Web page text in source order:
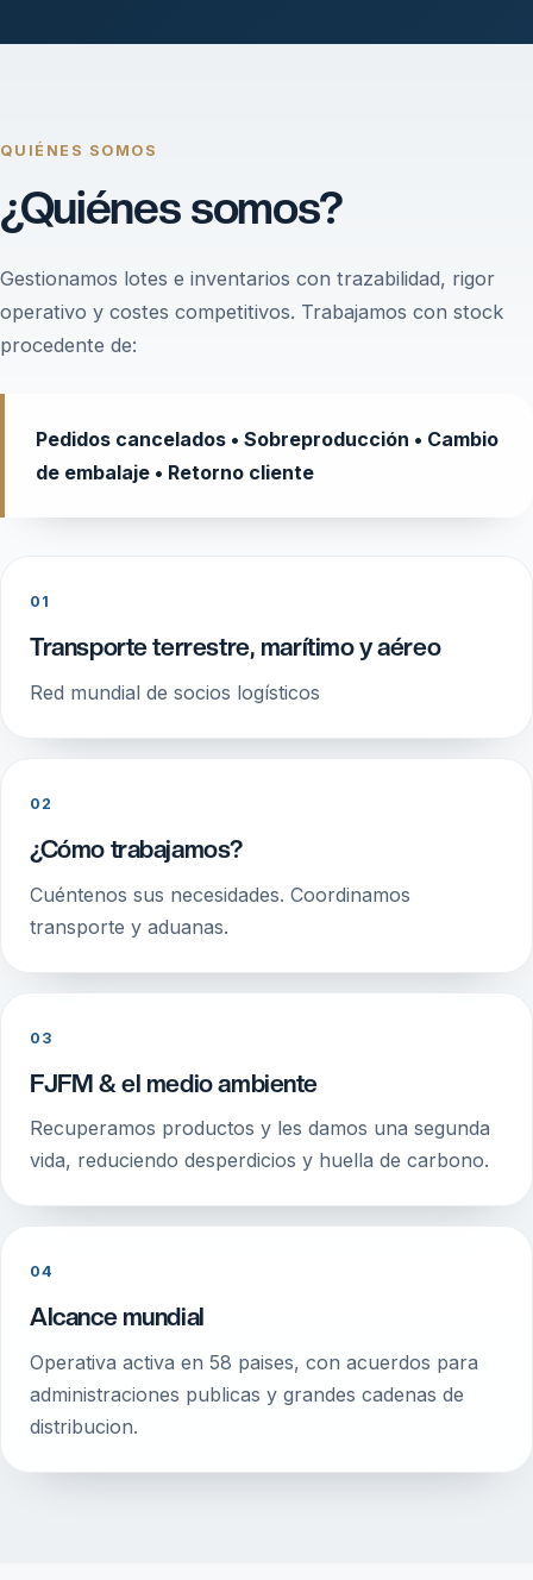
QUIÉNES SOMOS
¿Quiénes somos?
Gestionamos lotes e inventarios con trazabilidad, rigor
operativo y costes competitivos. Trabajamos con stock
procedente de:
Pedidos cancelados • Sobreproducción • Cambio
de embalaje • Retorno cliente
01
Transporte terrestre, marítimo y aéreo
Red mundial de socios logísticos
02
¿Cómo trabajamos?
Cuéntenos sus necesidades. Coordinamos
transporte y aduanas.
03
FJFM & el medio ambiente
Recuperamos productos y les damos una segunda
vida, reduciendo desperdicios y huella de carbono.
04
Alcance mundial
Operativa activa en 58 paises, con acuerdos para
administraciones publicas y grandes cadenas de
distribucion.